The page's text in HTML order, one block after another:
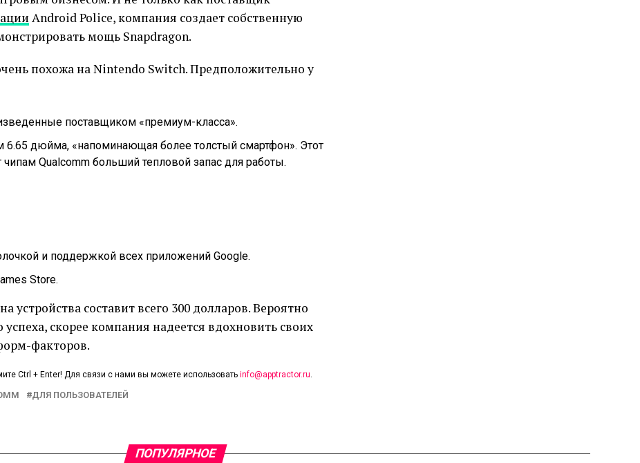
Android Police, компания создает собственную
мощь Snapdragon.
похожа на Nintendo Switch. Предположительно у
поставщиком «премиум-класса».
6.65 дюйма, «напоминающая более толстый смартфон». Этот
Qualcomm больший тепловой запас для работы.
и поддержкой всех приложений Google.
Store.
устройства составит всего 300 долларов. Вероятно
скорее компания надеется вдохновить своих
факторов.
Ctrl + Enter! Для связи с нами вы можете использовать info@apptractor.ru.
ДЛЯ ПОЛЬЗОВАТЕЛЕЙ
ПОПУЛЯРНОЕ